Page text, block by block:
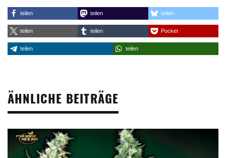
teilen teilen teilen
teilen teilen Pocket
teilen teilen
ÄHNLICHE BEITRÄGE